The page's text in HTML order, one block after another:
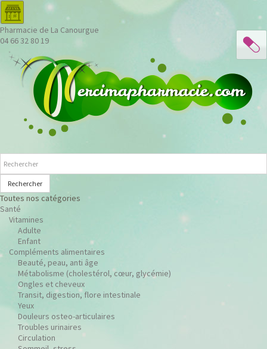
Pharmacie de La Canourgue
04 66 32 80 19
Rechercher
Toutes nos catégories
Santé
Vitamines
Adulte
Enfant
Compléments alimentaires
Beauté, peau, anti âge
Métabolisme (cholestérol, cœur, glycémie)
Ongles et cheveux
Transit, digestion, flore intestinale
Yeux
Douleurs osteo-articulaires
Troubles urinaires
Circulation